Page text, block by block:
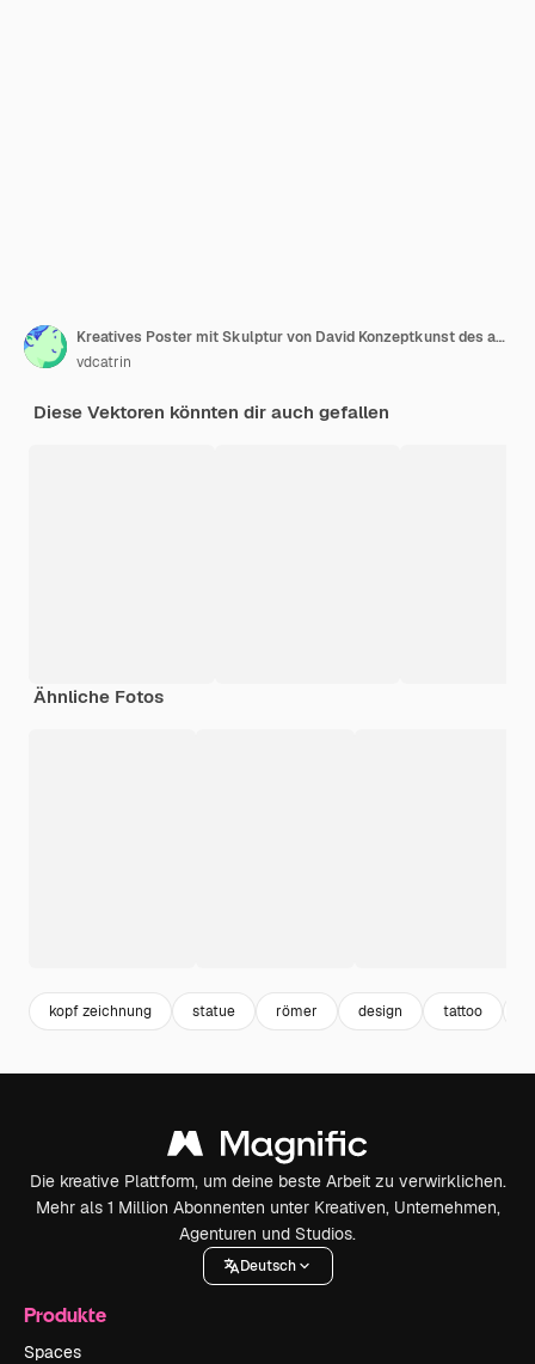
Kreatives Poster mit Skulptur von David Konzeptkunst des antiken Designs Marmorbüste des männlichen Kopfes
vdcatrin
Diese Vektoren könnten dir auch gefallen
Ähnliche Fotos
kopf zeichnung statue römer design tattoo
Die kreative Plattform, um deine beste Arbeit zu verwirklichen.
Mehr als 1 Million Abonnenten unter Kreativen, Unternehmen,
Agenturen und Studios.
Deutsch
Produkte
Spaces